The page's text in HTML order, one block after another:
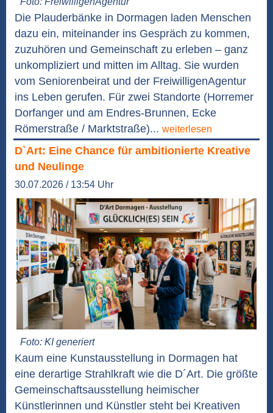
Die Plauderbänke in Dormagen laden Menschen
dazu ein, miteinander ins Gespräch zu kommen,
zuzuhören und Gemeinschaft zu erleben – ganz
unkompliziert und mitten im Alltag. Sie wurden
vom Seniorenbeirat und der FreiwilligenAgentur
ins Leben gerufen. Für zwei Standorte (Horremer
Dorfanger und am Endres-Brunnen, Ecke
Römerstraße / Marktstraße)... weiterlesen
D`Art: Eine Chance für ambitionierte Kreative
und Neulinge
30.07.2026 / 13:54 Uhr
Foto: KI generiert
Kaum eine Kunstausstellung in Dormagen hat
eine derartige Strahlkraft wie die D´Art. Die größte
Gemeinschaftsausstellung heimischer
Künstlerinnen und Künstler steht bei Kreativen